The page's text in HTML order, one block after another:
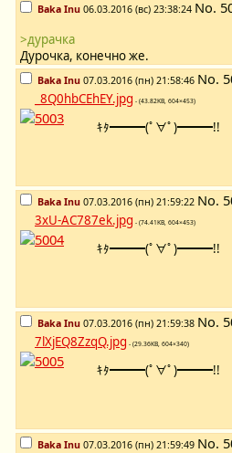
Baka Inu 06.03.2016 (вс) 23:38:24 No.
>дурачка
Дурочка, конечно же.
Baka Inu 07.03.2016 (пн) 21:58:46 No.
_8Q0hbCEhEY.jpg - (43.82KB, 604×453)
ｷﾀ━━━(ﾟ∀ﾟ)━━━!!
Baka Inu 07.03.2016 (пн) 21:59:22 No.
3xU-AC787ek.jpg - (74.41KB, 604×453)
ｷﾀ━━━(ﾟ∀ﾟ)━━━!!
Baka Inu 07.03.2016 (пн) 21:59:38 No.
7lXjEQ8ZzqQ.jpg - (29.36KB, 604×340)
ｷﾀ━━━(ﾟ∀ﾟ)━━━!!
Baka Inu 07.03.2016 (пн) 21:59:49 No.